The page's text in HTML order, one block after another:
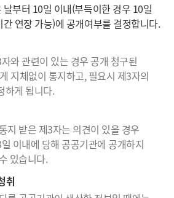
부터 10일 이내(부득이한 경우 10일
연장 가능)에 공개여부를 결정합니다.
와 관련이 있는 경우 공개 청구된
지체없이 통지하고, 필요시 제3자의
하게 됩니다.
지 받은 제3자는 의견이 있을 경우
이내에 당해 공공기관에 공개하지
있습니다.
취